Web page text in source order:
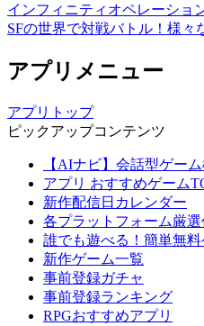
インフィニティオペレーショ
SFの世界で対戦バトル！様々
アプリメニュー
アプリトップ
ピックアップコンテンツ
【AIナビ】会話型ゲー
アプリ おすすめゲーム
新作配信日カレンダー
各プラットフォーム厳選
誰でも遊べる！簡単無料
新作ゲーム一覧
事前登録ガチャ
事前登録ランキング
RPGおすすめアプリ